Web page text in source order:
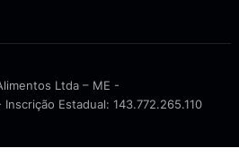
Ltda – ME -
Estadual: 143.772.265.110